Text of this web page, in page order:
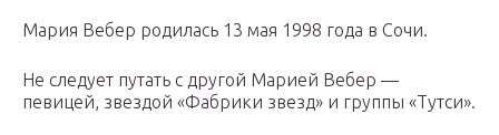
Мария Вебер родилась 13 мая 1998 года в Сочи.
Не следует путать с другой Марией Вебер —
певицей, звездой «Фабрики звезд» и группы «Тутси».